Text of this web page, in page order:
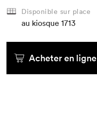
Disponible sur place
au kiosque 1713
Acheter en ligne